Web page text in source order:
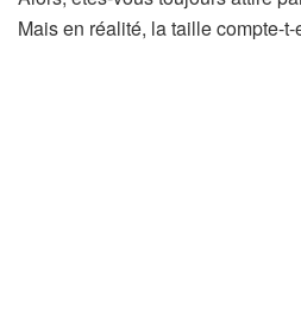
Mais en réalité, la taille compte-